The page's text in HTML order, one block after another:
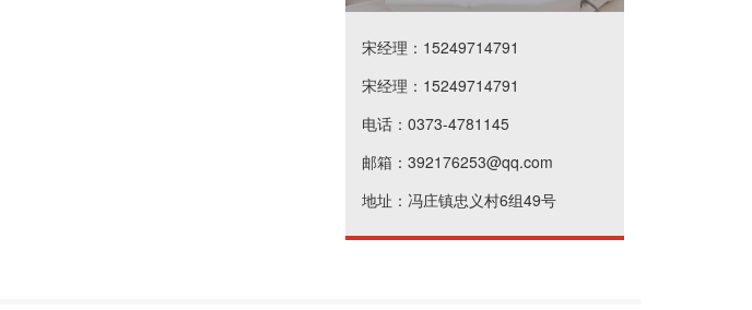
宋经理：15249714791
宋经理：15249714791
电话：0373-4781145
邮箱：392176253@qq.com
地址：冯庄镇忠义村6组49号